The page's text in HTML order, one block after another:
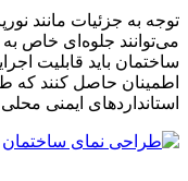
توجه به جزئیات مانند
می‌توانند جلوه‌ای خاص
ساختمان باید قابلیت
اطمینان حاصل کنند که
استانداردهای ایمنی